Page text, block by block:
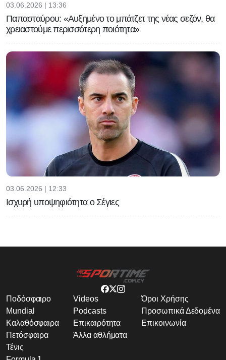
03.06.2026 | 13:36
Παπασταύρου: «Αυξημένο το μπάτζετ της νέας σεζόν, θα
χρειαστούμε περισσότερη ποιότητα»
03.06.2026 | 12:33
Ισχυρή υποψηφιότητα ο Σέγιες
Ποδόσφαιρο
Mundial
Καλαθόσφαιρα
Πετόσφαιρα
Τένις
Videos
Podcasts
Επικαιρότητα
Άλλα αθλήματα
Όροι Χρήσης
Προσωπικά Δεδομένα
Επικοινωνία